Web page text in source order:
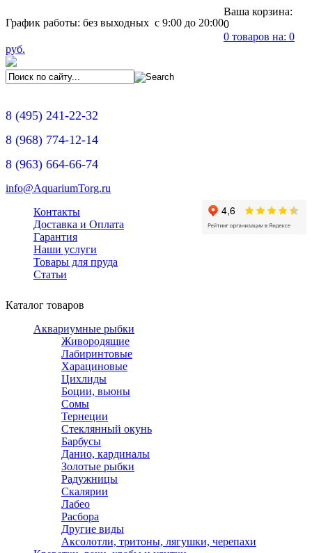
График работы: без выходных с 9:00 до 20:00
Ваша корзина:
0
0 товаров на: 0
руб.
8 (495) 241-22-32
8 (968) 774-12-14
8 (963) 664-66-74
info@AquariumTorg.ru
Контакты
Доставка и Оплата
Гарантия
Наши услуги
Товары для пруда
Статьи
Каталог товаров
Аквариумные рыбки
Живородящие
Лабиринтовые
Харациновые
Цихлиды
Боции, вьюны
Сомы
Тернеции
Стеклянный окунь
Барбусы
Данио, кардиналы
Золотые рыбки
Радужницы
Скалярии
Лабео
Расбора
Другие виды
Аксолотли, тритоны, лягушки, черепахи